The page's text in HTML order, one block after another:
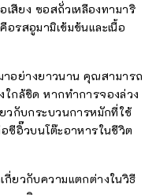
สียง ซอสถั่วเหลืองทามาริ
รสอูมามิเข้มข้นและเนื้อ
าอย่างยาวนาน คุณสามารถ
ใกล้ชิด หากทำการจองล่วง
วกับกระบวนการหมักที่ใช้
ซีอิ๊วบนโต๊ะอาหารในชีวิต
กี่ยวกับความแตกต่างในวิธี